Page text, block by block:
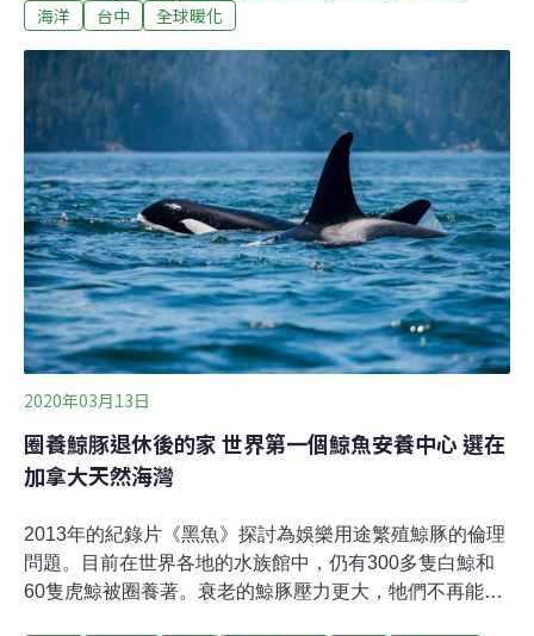
燙！彭佳芸籲統一規範遮陽 新北：盤點陸續改善氣候變
具滾燙，新北市議員彭佳芸質詢表示，市府將更新兒童遊
戲場列為重要政績，缺乏對於遮陽的規定，希望市府將現
行相關規範明文納入遮陽要求。農業局長諶錫輝、工務局
長馮兆麟指出，新建公園部分將與顧問公司討論，既有公
園將請公所盤點，露天沙坑列為優先改善，陸續辦理改
善。（自由時報報導）
海洋
台中 全球暖化
2020年03月13日
圈養鯨豚退休後的家 世界第一個鯨魚安養中心 選在
加拿大天然海灣
2013年的紀錄片《黑魚》探討為娛樂用途繁殖鯨豚的倫理
問題。目前在世界各地的水族館中，仍有300多隻白鯨和
60隻虎鯨被圈養著。衰老的鯨豚壓力更大，牠們不再能夠